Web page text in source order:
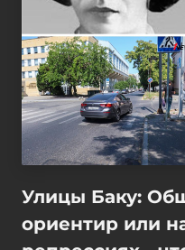
Улицы Баку:
ориентир или